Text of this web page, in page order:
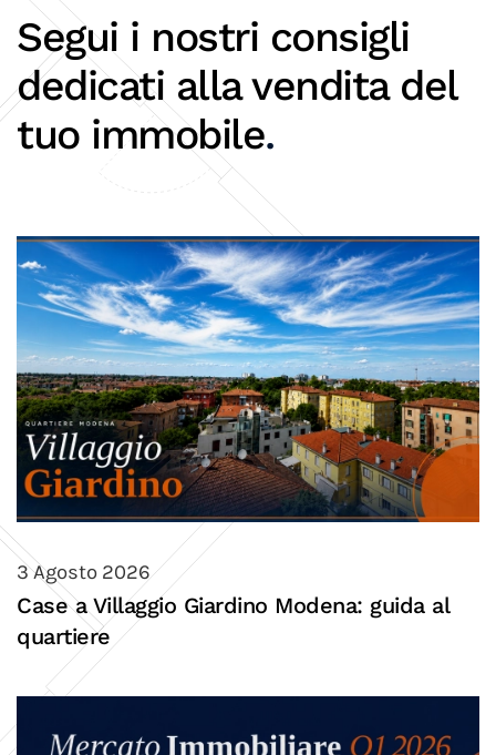
Segui i nostri consigli
dedicati alla vendita del
tuo immobile.
3 Agosto 2026
Case a Villaggio Giardino Modena: guida al
quartiere